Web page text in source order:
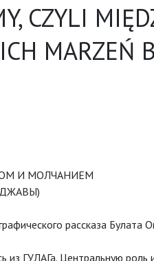
CZYLI
MARZEŃ
И МОЛЧАНИЕМ
рассказа
из ГУЛАГа. Центральную